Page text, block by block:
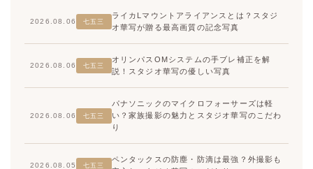
2026.08.06 七五三
ライカLマウントアライアンスとは？スタジ
オ華写が贈る最高画質の記念写真
2026.08.06 七五三
オリンパスOMシステムの手ブレ補正を解
説！スタジオ華写の優しい写真
2026.08.06 七五三
パナソニックのマイクロフォーサーズは軽
い？家族撮影の魅力とスタジオ華写のこだわ
り
2026.08.05 七五三
ペンタックスの防塵・防滴は最強？外撮影も